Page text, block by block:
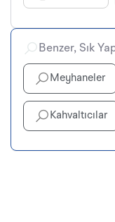
Benzer, Sık
Meyhaneler
Kahvaltıcılar